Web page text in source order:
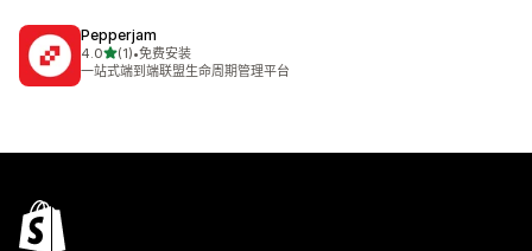
Pepperjam
4.0星（满分 5 星）
(1)
总共 1 条评论
•免费安装
一站式端到端联盟生命周期管理平台